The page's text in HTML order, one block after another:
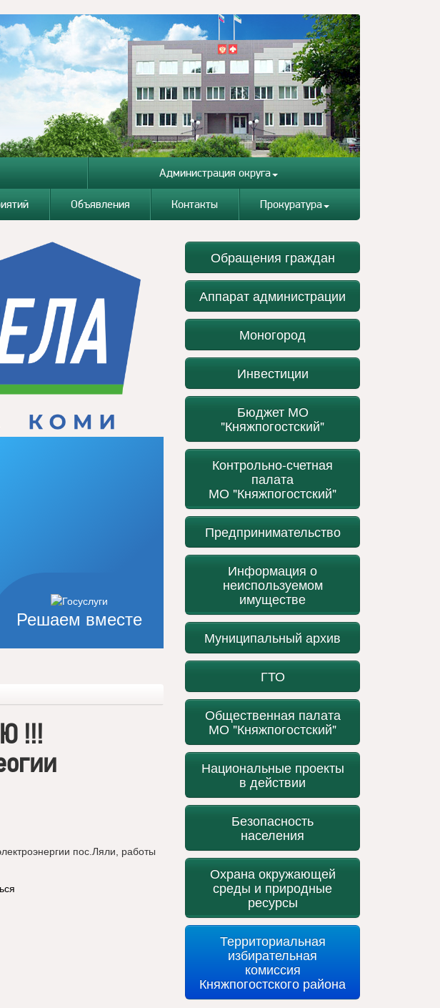
Администрация округа
Объявления Контакты Прокуратура
Решаем вместе
!!!
пос.Ляли, работы
Обращения граждан
Аппарат администрации
Моногород
Инвестиции
Бюджет МО
"Княжпогостский"
Контрольно-счетная
палата
МО "Княжпогостский"
Предпринимательство
Информация о
неиспользуемом
имуществе
Муниципальный архив
ГТО
Общественная палата
МО "Княжпогостский"
Национальные проекты
в действии
Безопасность
населения
Охрана окружающей
среды и природные
ресурсы
Территориальная
избирательная
комиссия
Княжпогостского района